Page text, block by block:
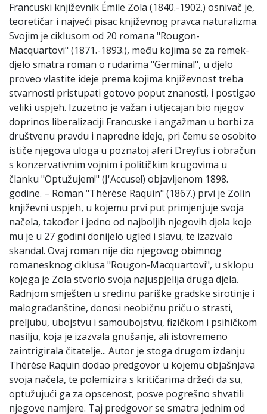
Francuski književnik Émile Zola (1840.-1902.) osnivač je,
teoretičar i najveći pisac književnog pravca naturalizma.
Svojim je ciklusom od 20 romana "Rougon-
Macquartovi" (1871.-1893.), među kojima se za remek-
djelo smatra roman o rudarima "Germinal", u djelo
proveo vlastite ideje prema kojima književnost treba
stvarnosti pristupati gotovo poput znanosti, i postigao
veliki uspjeh. Izuzetno je važan i utjecajan bio njegov
doprinos liberalizaciji Francuske i angažman u borbi za
društvenu pravdu i napredne ideje, pri čemu se osobito
ističe njegova uloga u poznatoj aferi Dreyfus i obračun
s konzervativnim vojnim i političkim krugovima u
članku "Optužujem!" (J'Accuse!) objavljenom 1898.
godine. – Roman "Thérèse Raquin" (1867.) prvi je Zolin
književni uspjeh, u kojemu prvi put primjenjuje svoja
načela, također i jedno od najboljih njegovih djela koje
mu je u 27 godini donijelo ugled i slavu, te izazvalo
skandal. Ovaj roman nije dio njegovog obimnog
romanesknog ciklusa "Rougon-Macquartovi", u sklopu
kojega je Zola stvorio svoja najuspjelija druga djela.
Radnjom smješten u sredinu pariške gradske sirotinje i
malograđanštine, donosi neobičnu priču o strasti,
preljubu, ubojstvu i samoubojstvu, fizičkom i psihičkom
nasilju, koja je izazvala gnušanje, ali istovremeno
zaintrigirala čitatelje... Autor je stoga drugom izdanju
Thérèse Raquin dodao predgovor u kojemu objašnjava
svoja načela, te polemizira s kritičarima držeći da su,
optužujući ga za opscenost, posve pogrešno shvatili
njegove namjere. Taj predgovor se smatra jednim od